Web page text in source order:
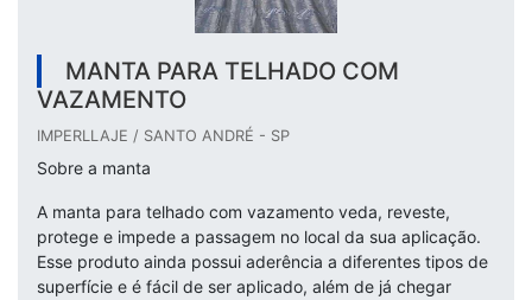
MANTA PARA TELHADO COM
VAZAMENTO
IMPERLLAJE / SANTO ANDRÉ - SP
Sobre a manta
A manta para telhado com vazamento veda, reveste,
protege e impede a passagem no local da sua aplicação.
Esse produto ainda possui aderência a diferentes tipos de
superfície e é fácil de ser aplicado, além de já chegar